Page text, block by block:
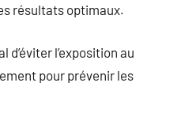
résultats optimaux.
l’exposition au
pour prévenir les